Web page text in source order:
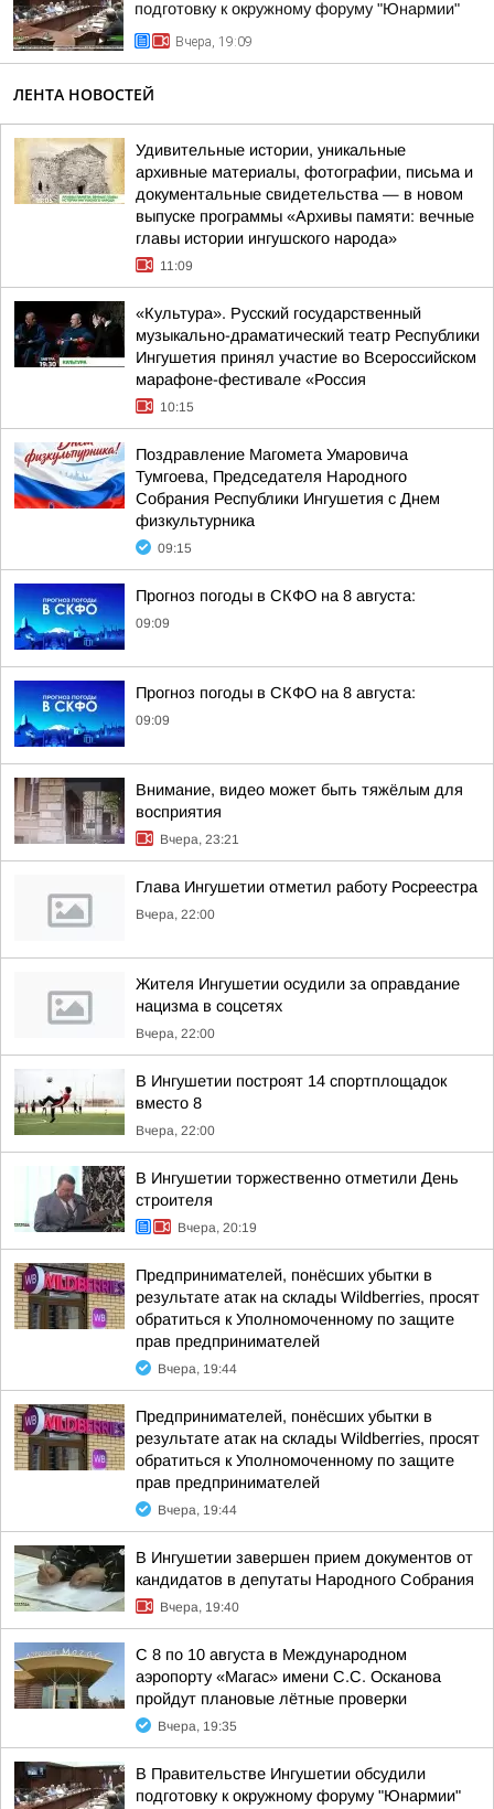
подготовку к окружному форуму "Юнармии"
Вчера, 19:09
ЛЕНТА НОВОСТЕЙ
Удивительные истории, уникальные
архивные материалы, фотографии, письма и
документальные свидетельства — в новом
выпуске программы «Архивы памяти: вечные
главы истории ингушского народа»
11:09
«Культура». Русский государственный
музыкально-драматический театр Республики
Ингушетия принял участие во Всероссийском
марафоне-фестивале «Россия
10:15
Поздравление Магомета Умаровича
Тумгоева, Председателя Народного
Собрания Республики Ингушетия с Днем
физкультурника
09:15
Прогноз погоды в СКФО на 8 августа:
09:09
Прогноз погоды в СКФО на 8 августа:
09:09
Внимание, видео может быть тяжёлым для
восприятия
Вчера, 23:21
Глава Ингушетии отметил работу Росреестра
Вчера, 22:00
Жителя Ингушетии осудили за оправдание
нацизма в соцсетях
Вчера, 22:00
В Ингушетии построят 14 спортплощадок
вместо 8
Вчера, 22:00
В Ингушетии торжественно отметили День
строителя
Вчера, 20:19
Предпринимателей, понёсших убытки в
результате атак на склады Wildberries, просят
обратиться к Уполномоченному по защите
прав предпринимателей
Вчера, 19:44
Предпринимателей, понёсших убытки в
результате атак на склады Wildberries, просят
обратиться к Уполномоченному по защите
прав предпринимателей
Вчера, 19:44
В Ингушетии завершен прием документов от
кандидатов в депутаты Народного Собрания
Вчера, 19:40
С 8 по 10 августа в Международном
аэропорту «Магас» имени С.С. Осканова
пройдут плановые лётные проверки
Вчера, 19:35
В Правительстве Ингушетии обсудили
подготовку к окружному форуму "Юнармии"